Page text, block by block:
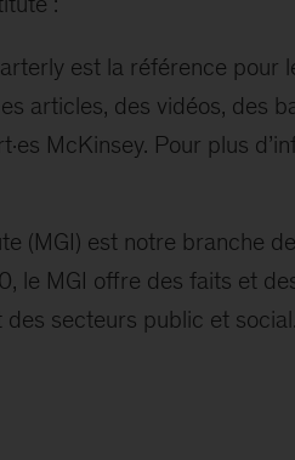
est la référence pour
articles, des vidéos, des
McKinsey. Pour plus
(MGI) est notre branche
le MGI offre des faits et
secteurs public et